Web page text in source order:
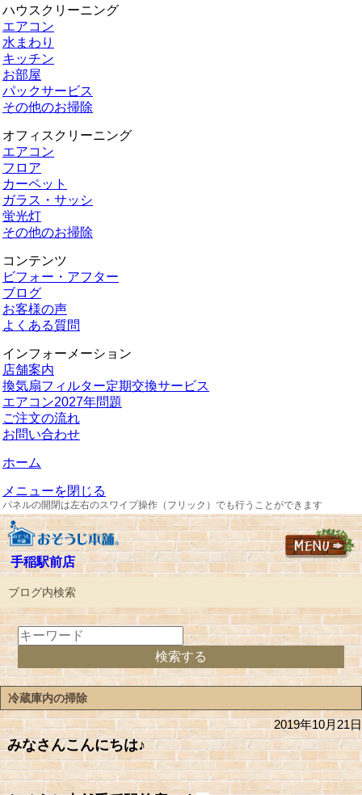
ハウスクリーニング
エアコン
水まわり
キッチン
お部屋
パックサービス
その他のお掃除
オフィスクリーニング
エアコン
フロア
カーペット
ガラス・サッシ
蛍光灯
その他のお掃除
コンテンツ
ビフォー・アフター
ブログ
お客様の声
よくある質問
インフォーメーション
店舗案内
換気扇フィルター定期交換サービス
エアコン2027年問題
ご注文の流れ
お問い合わせ
ホーム
メニューを閉じる
パネルの開閉は左右のスワイプ操作（フリック）でも行うことができます
手稲駅前店
ブログ内検索
冷蔵庫内の掃除
2019年10月21日
みなさんこんにちは♪